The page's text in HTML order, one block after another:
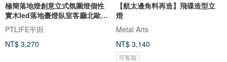
極簡落地燈創意立式氛圍燈個性
實木led落地臺燈臥室客廳北歐燈
具
PTLIFE平田
NT$ 3,270
【航太邊角料再造】飛碟造型立
燈
Metal Arts
NT$ 3,140
可客製